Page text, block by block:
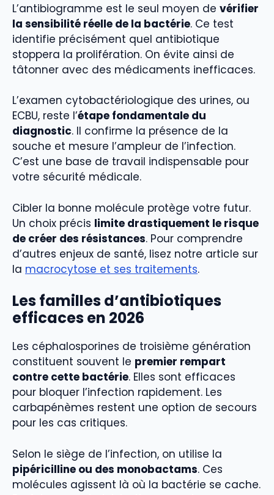
L’antibiogramme est le seul moyen de vérifier
la sensibilité réelle de la bactérie. Ce test
identifie précisément quel antibiotique
stoppera la prolifération. On évite ainsi de
tâtonner avec des médicaments inefficaces.
L’examen cytobactériologique des urines, ou
ECBU, reste l’étape fondamentale du
diagnostic. Il confirme la présence de la
souche et mesure l’ampleur de l’infection.
C’est une base de travail indispensable pour
votre sécurité médicale.
Cibler la bonne molécule protège votre futur.
Un choix précis limite drastiquement le risque
de créer des résistances. Pour comprendre
d’autres enjeux de santé, lisez notre article sur
la macrocytose et ses traitements.
Les familles d’antibiotiques
efficaces en 2026
Les céphalosporines de troisième génération
constituent souvent le premier rempart
contre cette bactérie. Elles sont efficaces
pour bloquer l’infection rapidement. Les
carbapénèmes restent une option de secours
pour les cas critiques.
Selon le siège de l’infection, on utilise la
pipéricilline ou des monobactams. Ces
molécules agissent là où la bactérie se cache.